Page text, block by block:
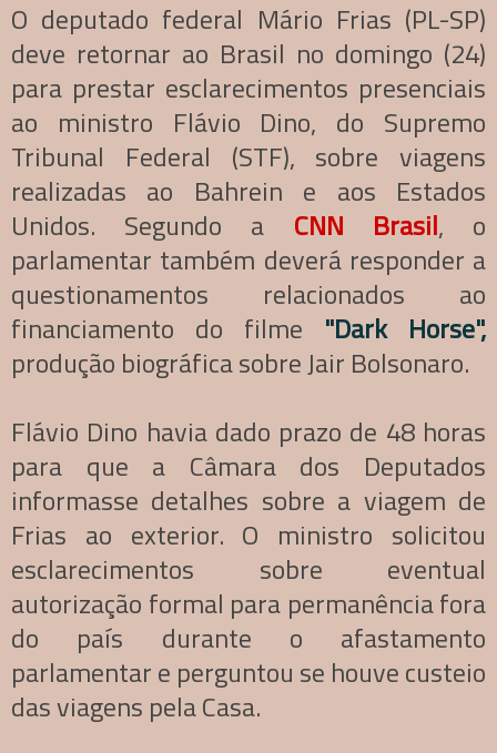
O deputado federal Mário Frias (PL-SP)
deve retornar ao Brasil no domingo (24)
para prestar esclarecimentos presenciais
ao ministro Flávio Dino, do Supremo
Tribunal Federal (STF), sobre viagens
realizadas ao Bahrein e aos Estados
Unidos. Segundo a CNN Brasil, o
parlamentar também deverá responder a
questionamentos relacionados ao
financiamento do filme "Dark Horse",
produção biográfica sobre Jair Bolsonaro.
Flávio Dino havia dado prazo de 48 horas
para que a Câmara dos Deputados
informasse detalhes sobre a viagem de
Frias ao exterior. O ministro solicitou
esclarecimentos sobre eventual
autorização formal para permanência fora
do país durante o afastamento
parlamentar e perguntou se houve custeio
das viagens pela Casa.